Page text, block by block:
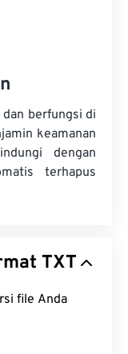
berfungsi di
keamanan
dengan
terhapus
Konversi file lain ke format TXT
file Anda